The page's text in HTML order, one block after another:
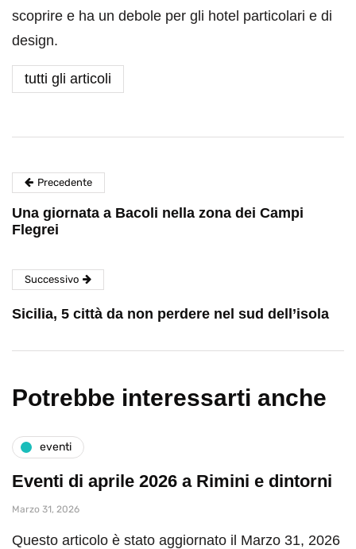
scoprire e ha un debole per gli hotel particolari e di
design.
tutti gli articoli
Precedente
Una giornata a Bacoli nella zona dei Campi
Flegrei
Successivo
Sicilia, 5 città da non perdere nel sud dell’isola
Potrebbe interessarti anche
eventi
Eventi di aprile 2026 a Rimini e dintorni
Marzo 31, 2026
Questo articolo è stato aggiornato il Marzo 31, 2026